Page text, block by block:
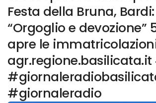
Festa della Bruna, Bardi:
“Orgoglio e devozione”
apre le
#giornaleradio